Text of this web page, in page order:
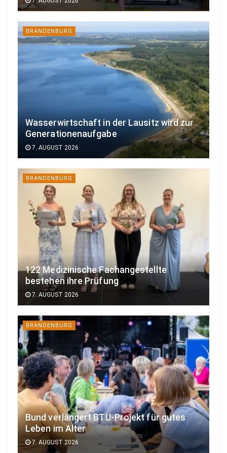
BRANDENBURG
Wasserwirtschaft in der Lausitz wird zur
Generationenaufgabe
7. AUGUST 2026
BRANDENBURG
122 Medizinische Fachangestellte
bestehen ihre Prüfung
7. AUGUST 2026
BRANDENBURG
Bund verlängert BTU-Projekt für gutes
Leben im Alter
7. AUGUST 2026